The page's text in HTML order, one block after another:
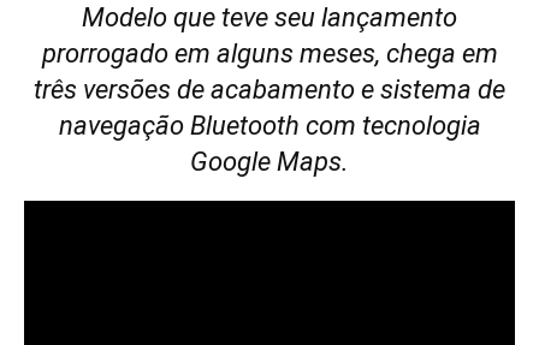
Modelo que teve seu lançamento
prorrogado em alguns meses, chega em
três versões de acabamento e sistema de
navegação Bluetooth com tecnologia
Google Maps.